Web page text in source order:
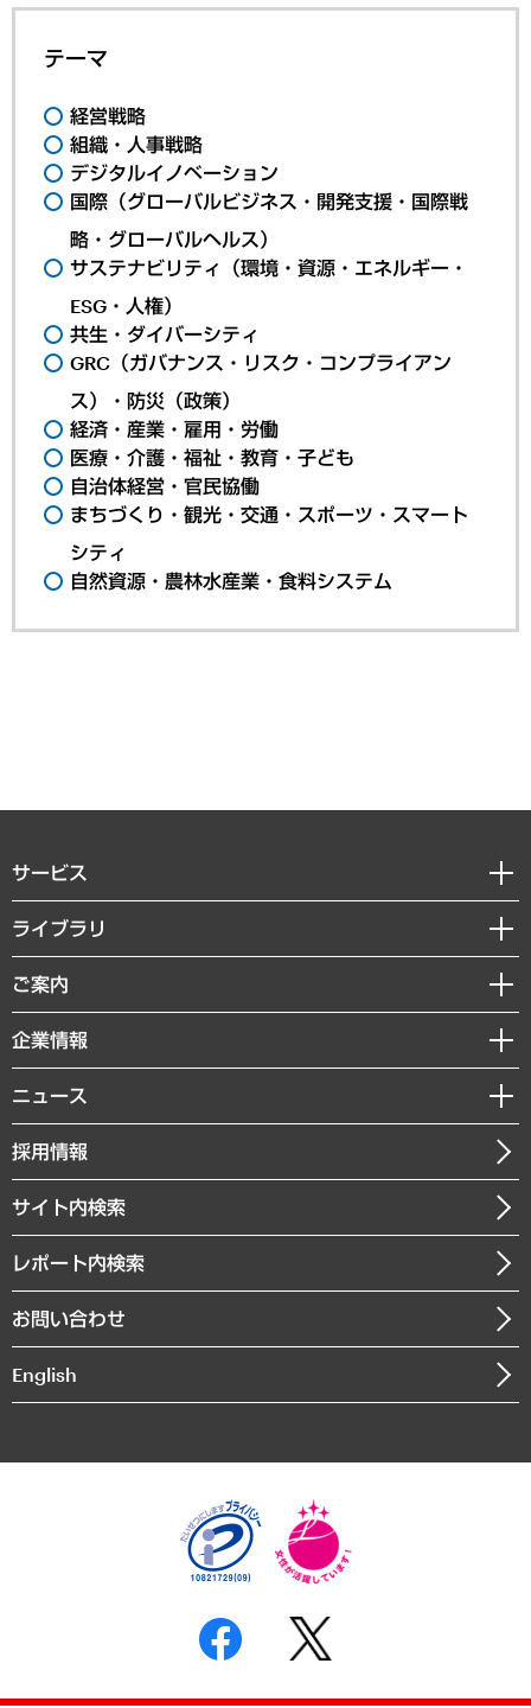
テーマ
経営戦略
組織・人事戦略
デジタルイノベーション
国際（グローバルビジネス・開発支援・国際戦
略・グローバルヘルス）
サステナビリティ（環境・資源・エネルギー・
ESG・人権）
共生・ダイバーシティ
GRC（ガバナンス・リスク・コンプライアン
ス）・防災（政策）
経済・産業・雇用・労働
医療・介護・福祉・教育・子ども
自治体経営・官民協働
まちづくり・観光・交通・スポーツ・スマート
シティ
自然資源・農林水産業・食料システム
サービス
経営戦略
組織・人事戦略
デジタルイノベーション
共生・ダイバーシティ
GRC（ガバナンス・リスク・コンプライアンス）・防災（政策）
経済・産業・雇用・労働
まちづくり・観光・交通・スポーツ・スマートシティ
自然資源・農林水産業・食料システム
ライブラリ
経済調査
レポート
コラム
経営用語集
受託・受注実績（官公庁関連）
メディア掲載・出演
ご案内
セミナー・イベント情報
MUFGビジネスセミナー
受託案件情報
企業情報
私たちの想い
社長メッセージ
会社概要
沿革
組織図・本部部室紹介
インドネシア現地法人
個人情報保護方針
反社会的勢力に対する基本方針
書面による個人情報の開示等の請求の手続きについて
ニュース
ニュースリリース
お知らせ
採用情報
サイト内検索
レポート内検索
お問い合わせ
English